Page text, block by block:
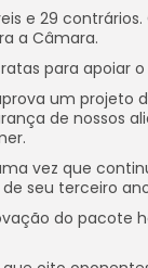
e 29
a Câmara.
para apoiar
um
de nossos
vez que
seu terceiro
do